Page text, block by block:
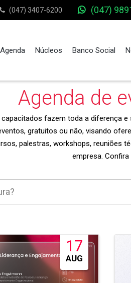
(047) 3407-6200 (047)
Agenda Núcleos Banco Social
Agenda de
fazem toda a diferença
gratuitos ou não, visando
palestras, workshops, reuniões
empresa.
17
AUG